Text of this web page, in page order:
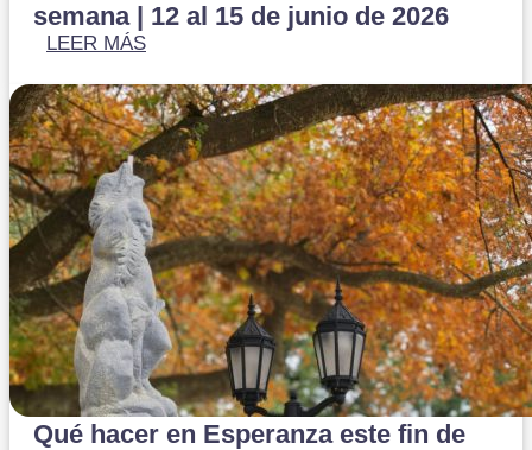
semana | 12 al 15 de junio de 2026
LEER MÁS
Qué hacer en Esperanza este fin de